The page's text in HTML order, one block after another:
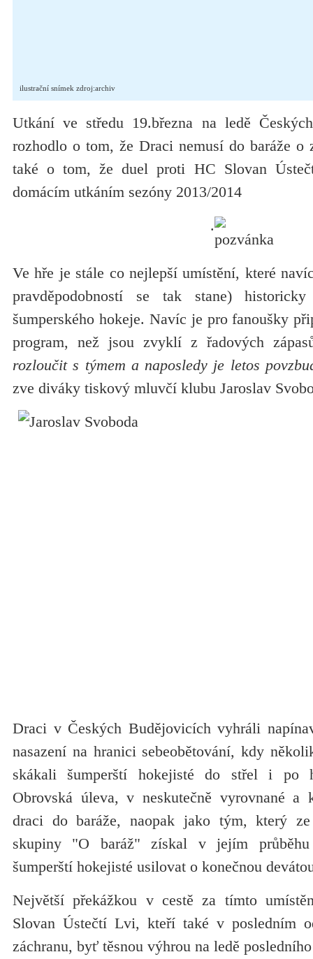
ilustrační snímek zdroj:archiv
Utkání ve středu 19.března na ledě
rozhodlo o tom, že Draci nemusí do baráže o
také o tom, že duel proti HC Slovan
domácím utkáním sezóny 2013/2014
.
Ve hře je stále co nejlepší umístění, které
pravděpodobností se tak stane)
šumperského hokeje. Navíc je pro fanoušky
program, než jsou zvyklí z řadových
rozloučit s týmem a naposledy je letos
zve diváky tiskový mluvčí klubu Jaroslav
Draci v Českých Budějovicích vyhráli
nasazení na hranici sebeobětování, kdy
skákali šumperští hokejisté do střel i po
Obrovská úleva, v neskutečně vyrovnané a
draci do baráže, naopak jako tým, který
skupiny "O baráž" získal v jejím
šumperští hokejisté usilovat o konečnou
Největší překážkou v cestě za tímto
Slovan Ústečtí Lvi, kteří také v posledním
záchranu, byť těsnou výhrou na ledě